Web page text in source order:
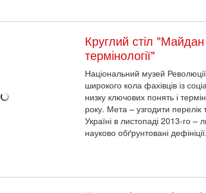
Круглий стіл
термінології"
Національний музей Революції
широкого кола фахівців із
низку ключових понять і
року. Мета – узгодити перелік
2013-го – лютому 2014 року, та закріпити за
Музею Майдану